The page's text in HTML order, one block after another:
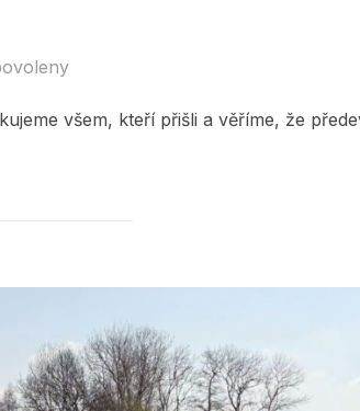
všem, kteří přišli a věříme, že